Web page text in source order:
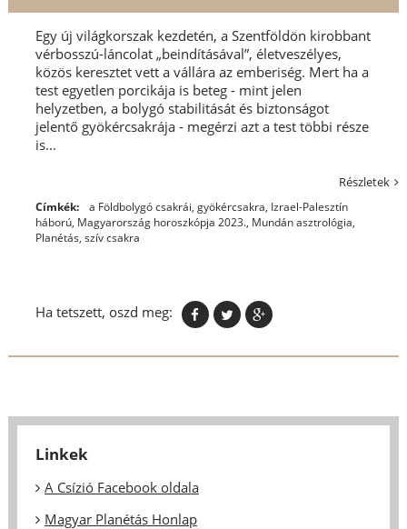
Egy új világkorszak kezdetén, a Szentföldön kirobbant
vérbosszú-láncolat „beindításával”, életveszélyes,
közös keresztet vett a vállára az emberiség. Mert ha a
test egyetlen porcikája is beteg - mint jelen
helyzetben, a bolygó stabilitását és biztonságot
jelentő gyökércsakrája - megérzi azt a test többi része
is...
Részletek
Címkék: a Földbolygó csakrái, gyökércsakra, Izrael-Palesztín
háború, Magyarország horoszkópja 2023., Mundán asztrológia,
Planétás, szív csakra
Ha tetszett, oszd meg:
Linkek
A Csízió Facebook oldala
Magyar Planétás Honlap